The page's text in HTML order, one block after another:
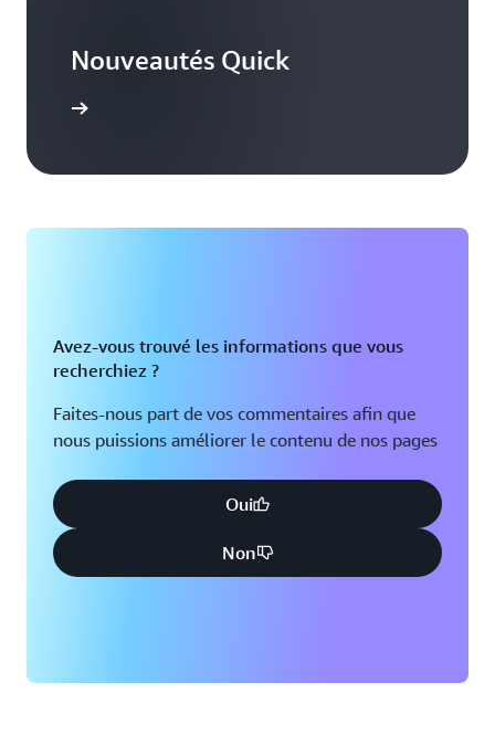
Nouveautés Quick
Avez-vous trouvé les informations que vous
recherchiez ?
Faites-nous part de vos commentaires afin que
nous puissions améliorer le contenu de nos pages
Oui
Non